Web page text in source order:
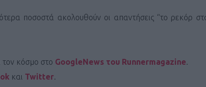
ποσοστά ακολουθούν οι απαντήσεις “το ρεκόρ
τον κόσμο στο GoogleNews του Runnermagazine.
και Twitter.